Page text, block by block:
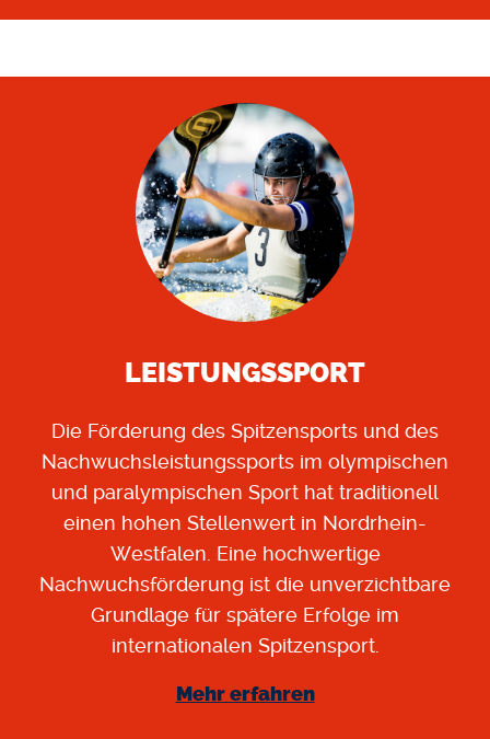
LEISTUNGSSPORT
Die Förderung des Spitzensports und des
Nachwuchsleistungssports im olympischen
und paralympischen Sport hat traditionell
einen hohen Stellenwert in Nordrhein-
Westfalen. Eine hochwertige
Nachwuchsförderung ist die unverzichtbare
Grundlage für spätere Erfolge im
internationalen Spitzensport.
Mehr erfahren